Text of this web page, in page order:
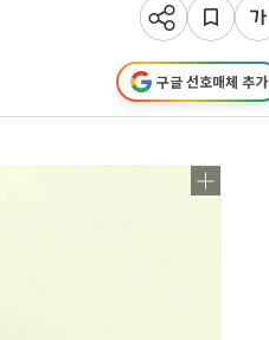
구글 선호매체 추가